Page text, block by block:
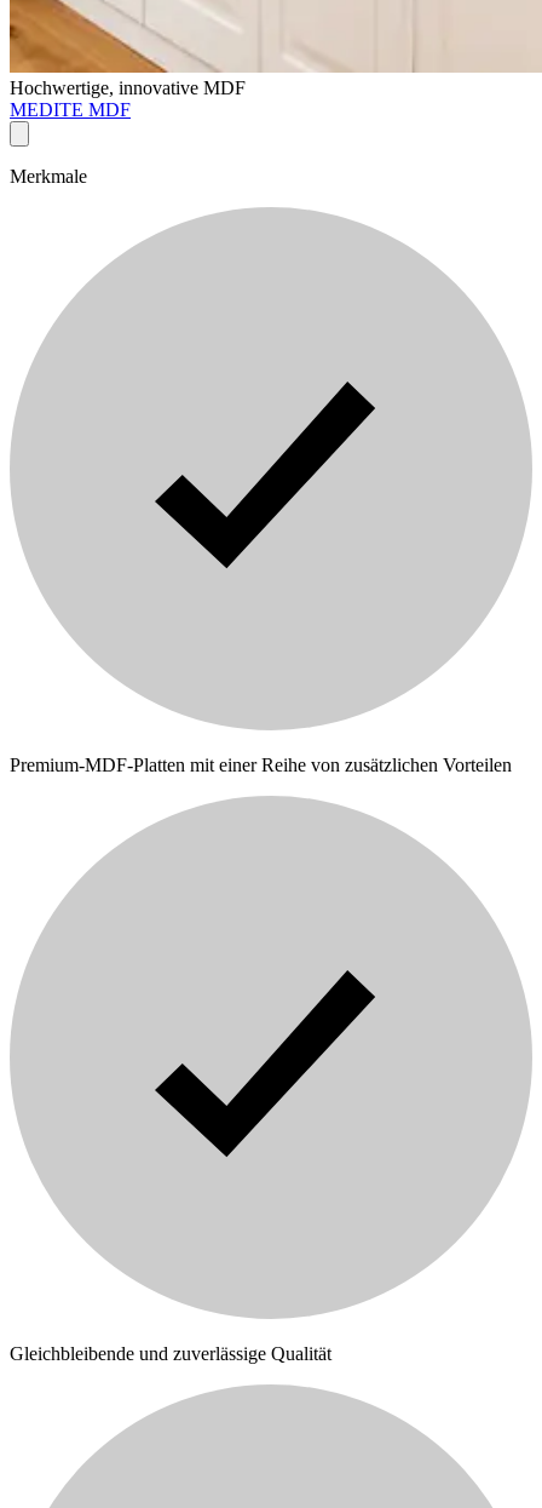
Hochwertige, innovative MDF
MEDITE MDF
Merkmale
Premium-MDF-Platten mit einer Reihe von zusätzlichen Vorteilen
Gleichbleibende und zuverlässige Qualität